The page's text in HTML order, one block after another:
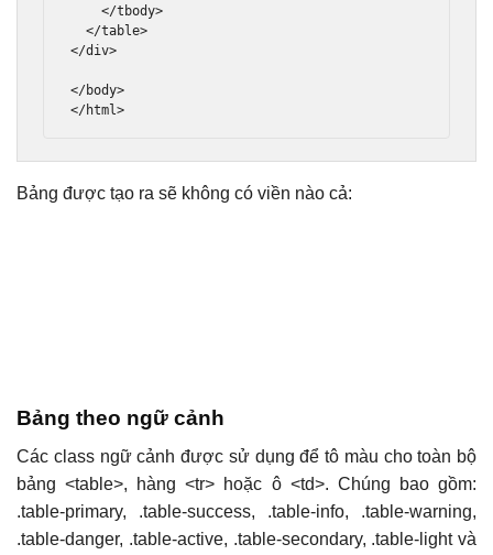
</tbody>
</table>
</div>
</body>
</html>
Bảng được tạo ra sẽ không có viền nào cả:
Bảng theo ngữ cảnh
Các class ngữ cảnh được sử dụng để tô màu cho toàn bộ
bảng <table>, hàng <tr> hoặc ô <td>. Chúng bao gồm:
.table-primary, .table-success, .table-info, .table-warning,
.table-danger, .table-active, .table-secondary, .table-light và